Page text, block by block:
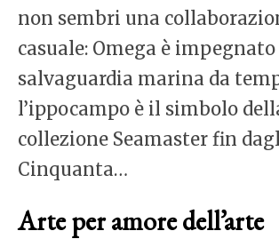
non sembri una
casuale: Omega è
salvaguardia marina da
l’ippocampo è il simbolo
collezione Seamaster fin
Cinquanta…
Arte per amore dell’arte